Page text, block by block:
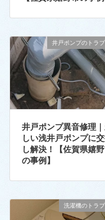
井戸ポンプのトラ
井戸ポンプ異音修理
しい浅井戸ポンプに
し解決！【佐賀県嬉
の事例】
洗濯機のトラ